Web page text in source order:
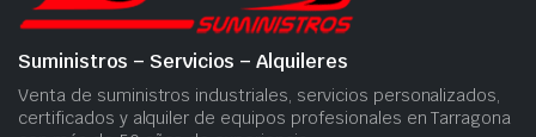
Suministros – Servicios – Alquileres
Venta de suministros industriales, servicios personalizados,
certificados y alquiler de equipos profesionales en Tarragona